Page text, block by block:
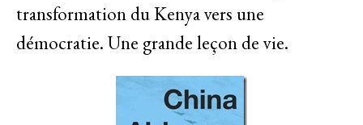
transformation du Kenya vers une
démocratie. Une grande leçon de vie.